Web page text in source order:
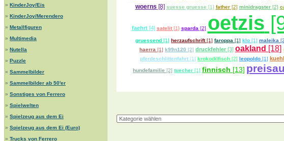
» KinderJoy/Eis
» KinderJoy/Merendero
» Metallfiguren
» Multimedia
» Nutella
» Puzzle
» Sammelbilder
» Sammelbilder ab 50'er
» Sonstiges von Ferrero
» Spielwelten
» Spielzeug aus dem Ei
» Spielzeug aus dem Ei (Euro)
» Trucks von Ferrero
woerns [8] suesse gruesse [1] father[2] minidragster[2]
faehrt[4] satelit[1] sparda [2] oetzis
gruessend [1] herzaufschrift[1] faroppa [1] klo [1] maleika
haerra [1] k99n120 [2] druckfehler [3] oakland [18]
pferdeschlittenfahrt [1] krokodilfisch [2] leopoldo [1]
hundefamilie [2] tuecher [1] finnisch [13]